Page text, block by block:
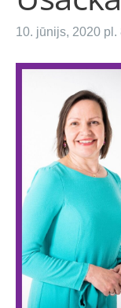
10. jūnijs, 2020 pl.